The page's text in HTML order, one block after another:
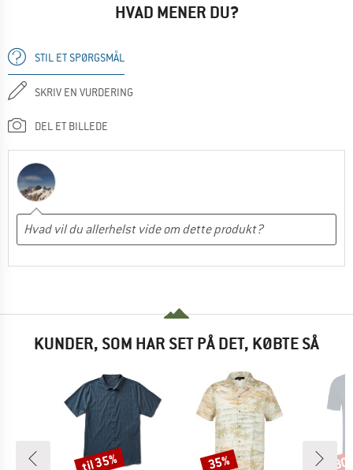
HVAD MENER DU?
STIL ET SPØRGSMÅL
SKRIV EN VURDERING
DEL ET BILLEDE
KUNDER, SOM HAR SET PÅ DET, KØBTE SÅ
Rabat
til 35% Rabat
35%